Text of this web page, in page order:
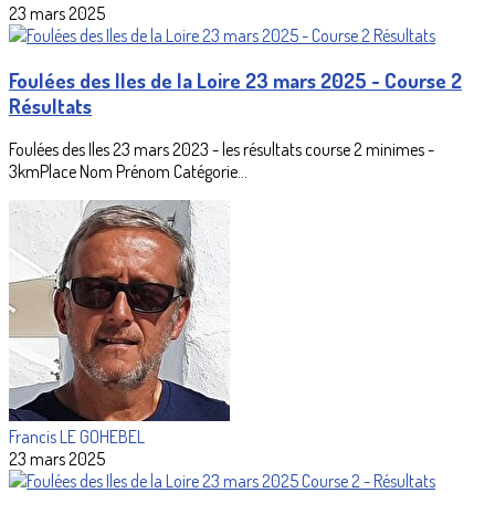
23 mars 2025
Foulées des Iles de la Loire 23 mars 2025 - Course 2
Résultats
Foulées des Iles 23 mars 2023 - les résultats course 2 minimes -
3kmPlace Nom Prénom Catégorie...
Francis LE GOHEBEL
23 mars 2025